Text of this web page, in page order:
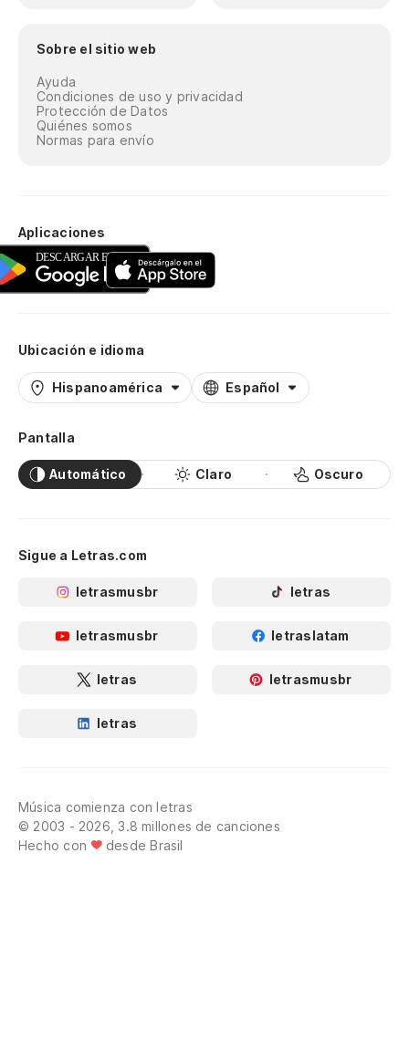
Sobre el sitio web
Ayuda
Condiciones de uso y privacidad
Protección de Datos
Quiénes somos
Normas para envío
Aplicaciones
Ubicación e idioma
Hispanoamérica Español
Pantalla
Automático Claro Oscuro
Sigue a Letras.com
letrasmusbr letras
letrasmusbr letraslatam
letras letrasmusbr
letras
Música comienza con letras
© 2003 - 2026, 3.8 millones de canciones
Hecho con
desde Brasil